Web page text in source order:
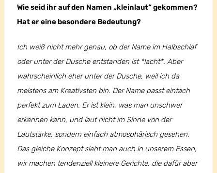
Wie seid ihr auf den Namen „kleinlaut“ gekommen?
Hat er eine besondere Bedeutung?
Ich weiß nicht mehr genau, ob der Name im Halbschlaf
oder unter der Dusche entstanden ist *lacht*. Aber
wahrscheinlich eher unter der Dusche, weil ich da
meistens am Kreativsten bin. Der Name passt einfach
perfekt zum Laden. Er ist klein, was man unschwer
erkennen kann, und laut nicht im Sinne von der
Lautstärke, sondern einfach atmosphärisch gesehen.
Das gleiche Konzept sieht man auch in unserem Essen,
wir machen tendenziell kleinere Gerichte, die dafür aber